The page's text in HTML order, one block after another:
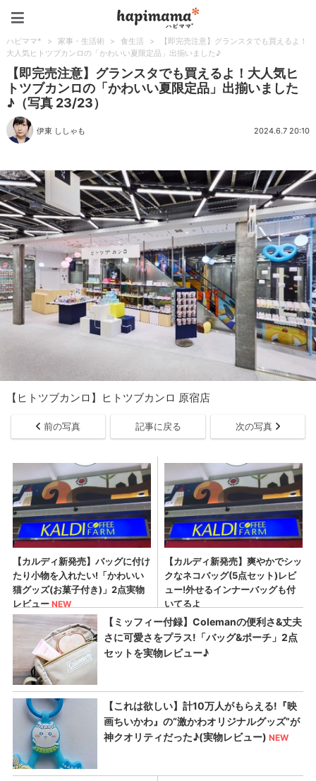
ハピママ* > 家事・生活術 > 食生活 >
【即完売注意】グランスタでも買えるよ！
大人気ヒトツブカンロの「かわいい夏限定品」出揃いました♪
【即完売注意】グランスタでも買えるよ！大人気ヒ
トツブカンロの「かわいい夏限定品」出揃いました
♪（写真 23/23）
伊東 ししゃも 2024.6.7 20:10
【ヒトツブカンロ】ヒトツブカンロ 原宿店
前の写真 記事に戻る 次の写真